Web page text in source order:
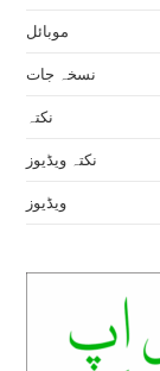
موبائل
نسخہ جات
نکتہ
نکتہ ویڈیوز
ویڈیوز